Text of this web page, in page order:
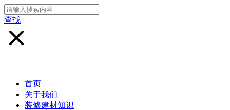
查找
首页
关于我们
装修建材知识